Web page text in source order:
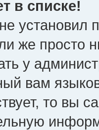
в списке!
установил
же просто
у
вам
то вы